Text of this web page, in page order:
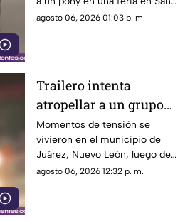
feria
Luis Potosí; el hecho ha
agosto 06, 2026 01:03 p. m.
Trailero intenta
atropellar a un grupo
de personas y choca
varios vehículos
Momentos de tensión se
vivieron en el municipio de
Juárez, Nuevo León, luego de
que un trailero presuntamente
agosto 06, 2026 12:32 p. m.